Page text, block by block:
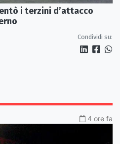
i terzini d’attacco
Condividi su:
4 ore fa